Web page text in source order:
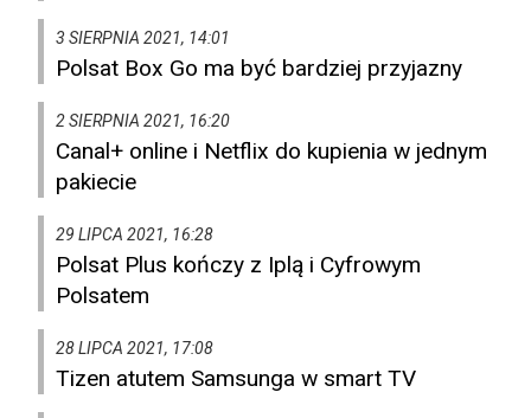
3 SIERPNIA 2021, 14:01
Polsat Box Go ma być bardziej przyjazny
2 SIERPNIA 2021, 16:20
Canal+ online i Netflix do kupienia w jednym
pakiecie
29 LIPCA 2021, 16:28
Polsat Plus kończy z Iplą i Cyfrowym
Polsatem
28 LIPCA 2021, 17:08
Tizen atutem Samsunga w smart TV